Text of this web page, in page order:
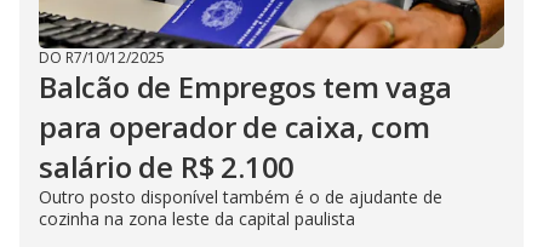
DO R7/10/12/2025
Balcão de Empregos tem vaga
para operador de caixa, com
salário de R$ 2.100
Outro posto disponível também é o de ajudante de
cozinha na zona leste da capital paulista